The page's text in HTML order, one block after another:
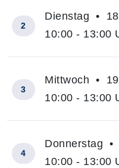
2
Dienstag •
10:00 - 13:00
3
Mittwoch •
10:00 - 13:00
4
Donnerstag •
10:00 - 13:00